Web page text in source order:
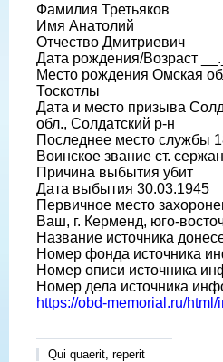
Фамилия Третьяков
Имя Анатолий
Отчество Дмитриевич
Дата рождения/Возраст
Место рождения Омская
Тоскотлы
Дата и место призыва
обл., Солдатский р-н
Последнее место службы
Воинское звание ст.
Причина выбытия убит
Дата выбытия 30.03.1945
Первичное место
Ваш, г. Керменд, юго-
Название источника
Номер фонда источника
Номер описи источника
Номер дела источника
https://obd-memorial.ru/
Qui quaerit, reperit